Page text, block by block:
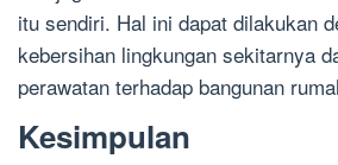
itu sendiri. Hal ini dapat dilakukan
kebersihan lingkungan sekitarnya
perawatan terhadap bangunan
Kesimpulan